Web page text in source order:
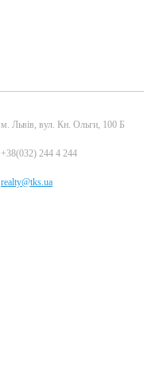
м. Львів, вул. Кн. Ольги, 100 Б
+38(032) 244 4 244
realty@tks.ua